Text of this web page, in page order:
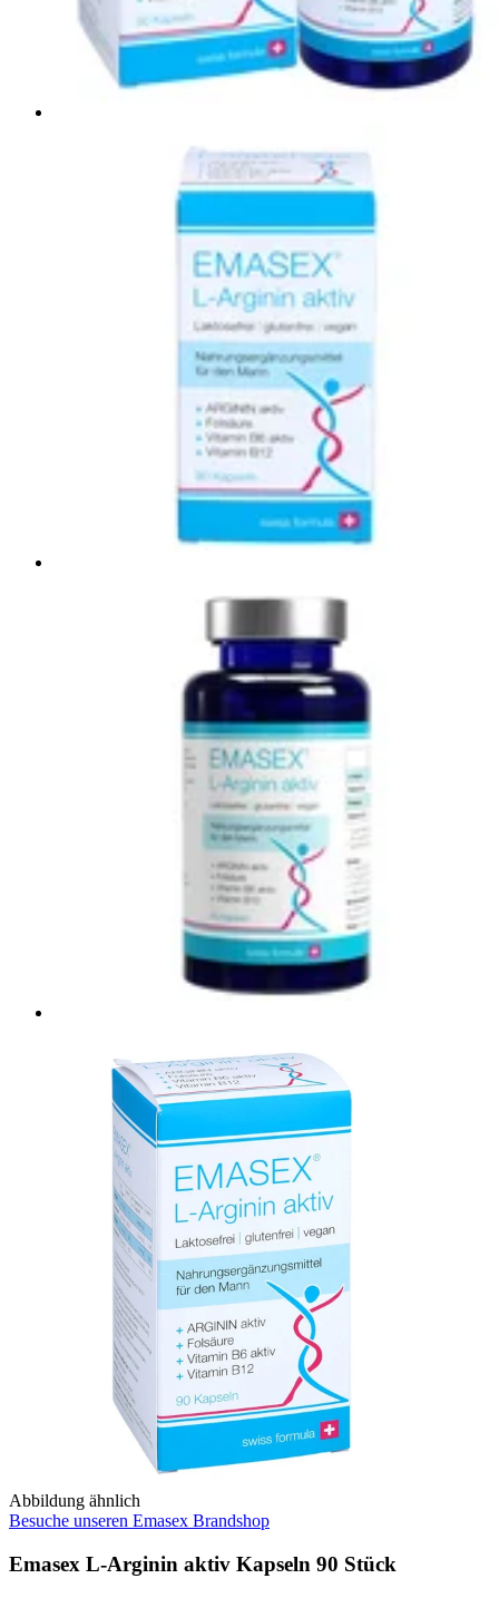
Abbildung ähnlich
Besuche unseren Emasex Brandshop
Emasex L-Arginin aktiv Kapseln 90 Stück